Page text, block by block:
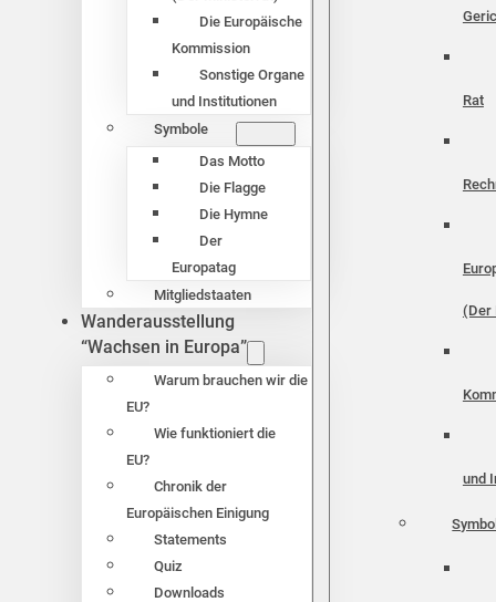
Die Europäische
Kommission
Sonstige Organe
und Institutionen
Symbole
Das Motto
Die Flagge
Die Hymne
Der
Europatag
Mitgliedstaaten
Wanderausstellung
“Wachsen in Europa”
Warum brauchen wir die
EU?
Wie funktioniert die
EU?
Chronik der
Europäischen Einigung
Statements
Quiz
Downloads
Rat
(Der
und